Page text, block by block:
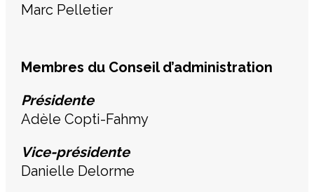
Marc Pelletier
Membres du Conseil d’administration
Présidente
Adèle Copti-Fahmy
Vice-présidente
Danielle Delorme